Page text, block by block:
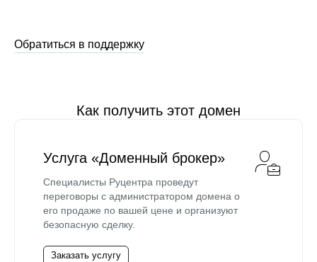
Обратиться в поддержку
Как получить этот домен
Услуга «Доменный брокер»
Специалисты Руцентра проведут
переговоры с администратором домена о
его продаже по вашей цене и организуют
безопасную сделку.
Заказать услугу